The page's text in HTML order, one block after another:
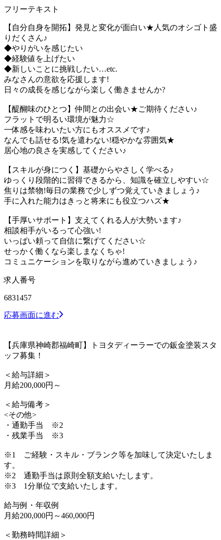
フリーテキスト
【自分自身を開拓】発見と変化が面白い★人気のオシゴト盛
りだくさん♪
◆やりがいを感じたい
◆経験値を上げたい
◆新しいことに挑戦したい…etc.
みなさんの意欲を応援します!
日々の成長を感じながら楽しく働きませんか?
【醍醐味のひとつ】仲間との出会い★ご期待ください♪
フラットで明るい環境が魅力☆
一体感を味わいたい方にもオススメです♪
なんでも話せる!気を遣わない!穏やかな雰囲気★
居心地の良さを実感してください♪
【スキルが身につく】基礎からやさしく学べる♪
ゆっくり段階的に習得できるから、知識を確立しやすい☆
焦りは禁物!毎日の業務で少しずつ覚えていきましょう♪
手に入れた能力はきっと将来にも役立つハズ★
【手厚いサポート】支えてくれる人が大勢います♪
相談相手がいるって心強い!
いっぱい頼って自信に繋げてください☆
せっかく働くなら楽しまなくちゃ!
コミュニケーションを取りながら進めていきましょう♪
求人番号
6831457
応募画面に進む
【兵庫県神崎郡福崎町】トヨタディーラーでの鈑金塗装スタ
ッフ募集！
＜給与詳細＞
月給200,000円～
＜給与備考＞
<その他>
・通勤手当 ※2
・残業手当 ※3
※1 ご経験・スキル・ブランク等を加味して決定いたしま
す。
※2 通勤手当は原則全額支給いたします。
※3 1分単位で支給いたします。
給与例・年収例
月給200,000円～460,000円
＜勤務時間詳細＞